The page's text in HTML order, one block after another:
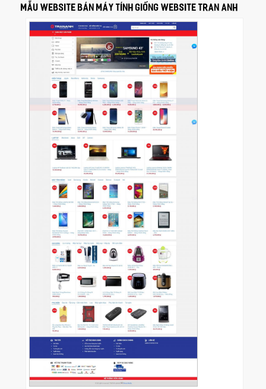
Mẫu website bán máy tính giống website Tran Anh